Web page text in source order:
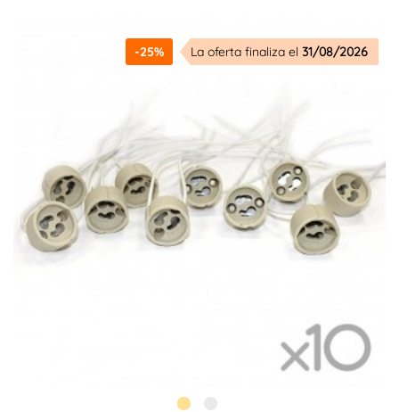
-25% La oferta finaliza el 31/08/2026